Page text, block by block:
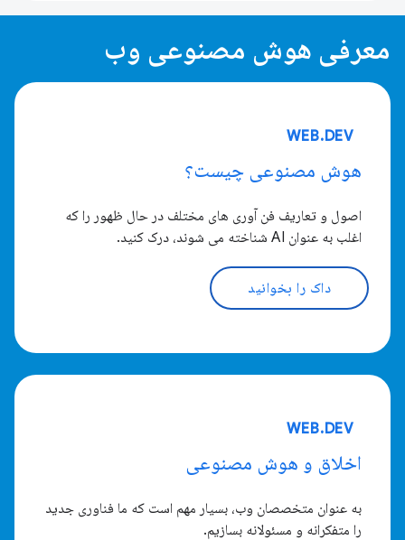
معرفی هوش مصنوعی وب
WEB.DEV
هوش مصنوعی چیست؟
اصول و تعاریف فن آوری های مختلف در حال ظهور را که
اغلب به عنوان AI شناخته می شوند، درک کنید.
داک را بخوانید
WEB.DEV
اخلاق و هوش مصنوعی
به عنوان متخصصان وب، بسیار مهم است که ما فناوری جدید
را متفکرانه و مسئولانه بسازیم.